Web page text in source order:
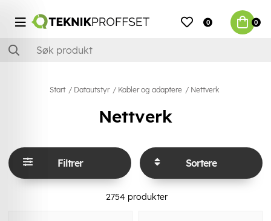
0 0
Start Datautstyr Kabler og adaptere Nettverk
Nettverk
Filtrer Sortere
2754 produkter